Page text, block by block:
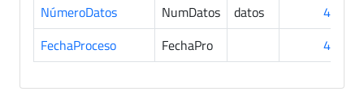
NúmeroDatos
NumDatos datos
45
FechaProceso
FechaPro 45